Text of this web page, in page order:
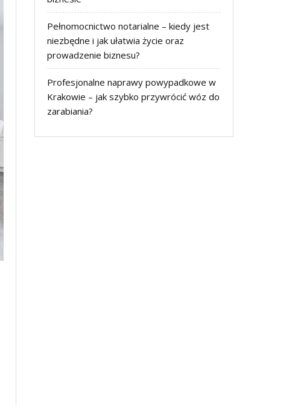
Pełnomocnictwo notarialne – kiedy jest
niezbędne i jak ułatwia życie oraz
prowadzenie biznesu?
Profesjonalne naprawy powypadkowe w
Krakowie – jak szybko przywrócić wóz do
zarabiania?